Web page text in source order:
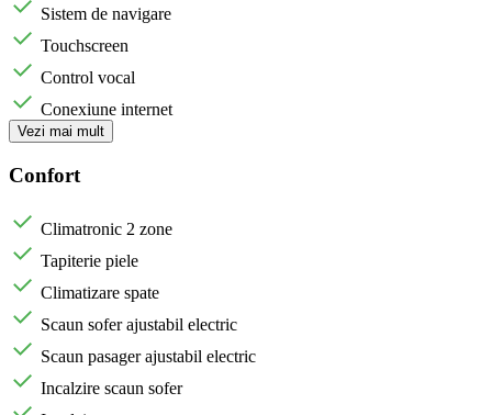
Sistem de navigare
Touchscreen
Control vocal
Conexiune internet
Vezi mai mult
Confort
Climatronic 2 zone
Tapiterie piele
Climatizare spate
Scaun sofer ajustabil electric
Scaun pasager ajustabil electric
Incalzire scaun sofer